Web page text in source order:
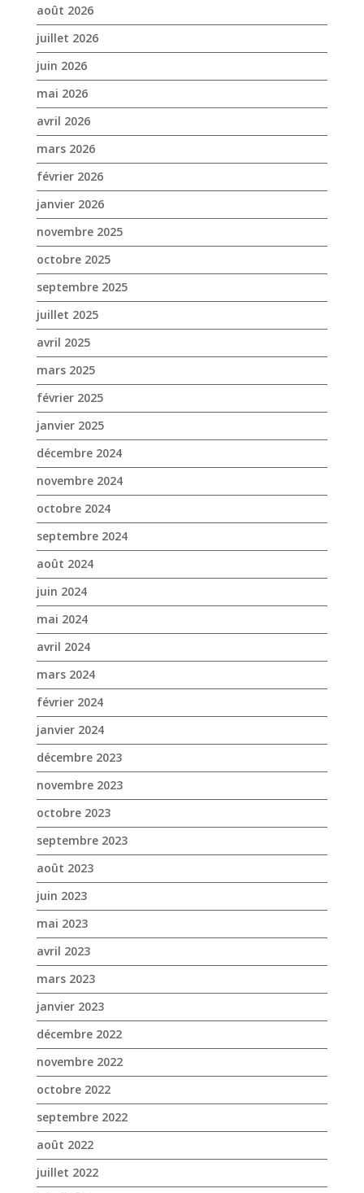
mars 2026
février 2026
janvier 2026
novembre 2025
octobre 2025
septembre 2025
juillet 2025
avril 2025
mars 2025
février 2025
janvier 2025
décembre 2024
novembre 2024
octobre 2024
septembre 2024
août 2024
juin 2024
mai 2024
avril 2024
mars 2024
février 2024
janvier 2024
décembre 2023
novembre 2023
octobre 2023
septembre 2023
août 2023
juin 2023
mai 2023
avril 2023
mars 2023
janvier 2023
décembre 2022
novembre 2022
octobre 2022
septembre 2022
août 2022
juillet 2022
juin 2022
mai 2022
avril 2022
mars 2022
février 2022